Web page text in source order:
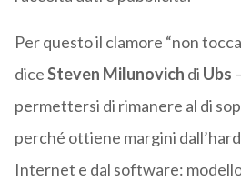
Per questo il clamore “non
diceSteven Milunovich di Ubs
permettersi di rimanere al di
perché ottiene margini
Internet e dal software: